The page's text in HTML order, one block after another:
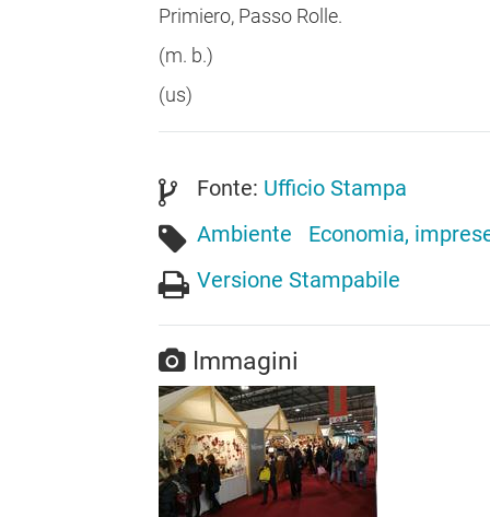
Primiero, Passo Rolle.
(m. b.)
(us)
Fonte: Ufficio Stampa
Ambiente
Economia,
Versione Stampabile
Immagini